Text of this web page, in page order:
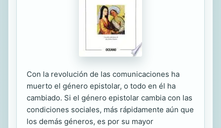
Con la revolución de las comunicaciones ha
muerto el género epistolar, o todo en él ha
cambiado. Si el género epistolar cambia con las
condiciones sociales, más rápidamente aún que
los demás géneros, es por su mayor